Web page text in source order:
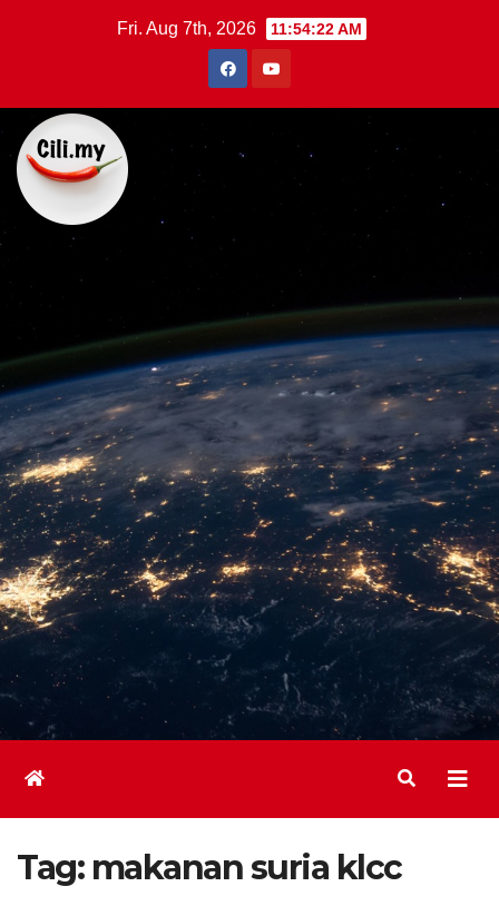
Fri. Aug 7th, 2026 11:54:23 AM
Tag: makanan suria klcc